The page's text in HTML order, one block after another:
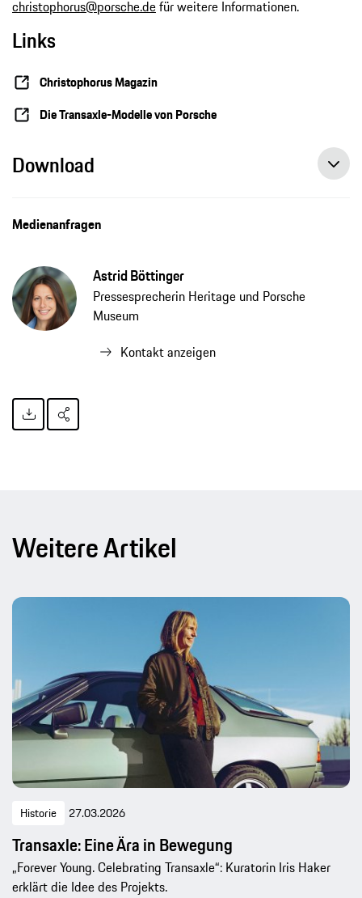
christophorus@porsche.defür weitere Informationen.
Links
Christophorus Magazin
Die Transaxle-Modelle von Porsche
Download
Medienanfragen
Astrid Böttinger
Pressesprecherin Heritage und Porsche
Museum
Kontakt anzeigen
Weitere Artikel
Historie 27.03.2026
Transaxle: Eine Ära in Bewegung
„Forever Young. Celebrating Transaxle“: Kuratorin Iris Haker
erklärt die Idee des Projekts.